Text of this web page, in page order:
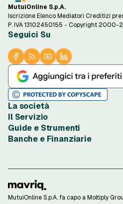
MutuiOnline S.p.A.
Iscrizione Elenco Mediatori Creditizi
P. IVA 13102450155 - Copyright 2000-
Seguici Su
La società
Chi è PrestitiOnline.it
Contatta PrestitiOnline.it
Opinioni degli Utenti
Rassegna Stampa
Lavora con Noi
Investor Relations
Il Servizio
Come Funziona
Condizioni di Utilizzo
Preferenze Cookie
Privacy Istituti Partner
Informativa Trasparenza
Reclami Consumatori
Guide e Strumenti
Guide Prestiti
Finalità Prestiti
Ottenere un Prestito
Strumenti di Calcolo
Banche e Finanziarie
BNL
Compass
MutuiOnline S.p.A. fa capo a Moltiply